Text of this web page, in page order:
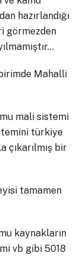
hazırlandığı
görmezden
Mahalli
mali sistemi
türkiye
çıkarılmış bir
tamamen
kaynakların
vb gibi 5018